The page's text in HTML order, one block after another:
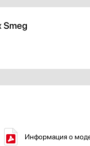
Smeg
Информация о